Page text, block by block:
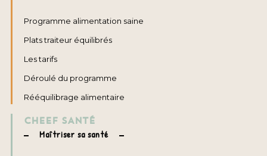
Programme alimentation saine
Plats traiteur équilibrés
Les tarifs
Déroulé du programme
Rééquilibrage alimentaire
CHEEF SANTÉ
Maîtriser sa santé